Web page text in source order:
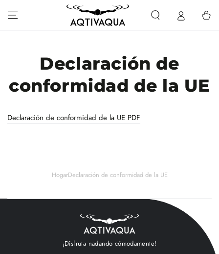
CONTENIDO Carrito
Declaración de
conformidad de la UE
Declaración de conformidad de la UE PDF
HogarDeclaración de conformidad de la UE
¡Disfruta nadando cómodamente!